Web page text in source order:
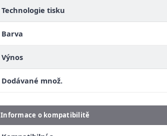
Technologie tisku
Barva
Výnos
Dodávané množ.
Informace o kompatibilitě